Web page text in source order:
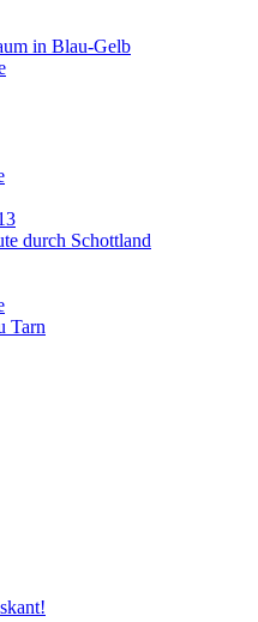
in Blau-Gelb
durch Schottland
Tarn